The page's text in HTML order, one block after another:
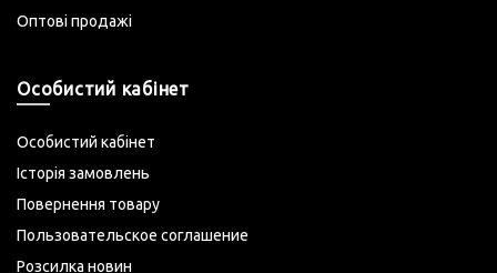
Оптові продажі
Особистий кабінет
Особистий кабінет
Історія замовлень
Повернення товару
Пользовательское соглашение
Розсилка новин